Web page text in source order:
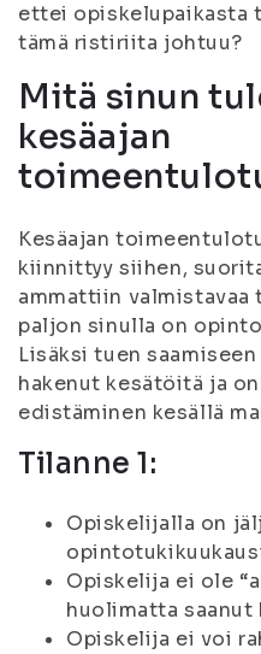
ettei opiskelupaikasta
tämä ristiriita johtuu?
Mitä sinun
kesäajan
Kesäajan
kiinnittyy siihen,
ammattiin valmistavaa
paljon sinulla on
Lisäksi tuen
hakenut kesätöitä ja
edistäminen kesällä
Tilanne 1:
Opiskelijalla on
Opiskelija ei ole
huolimatta saanut
Opiskelija ei voi